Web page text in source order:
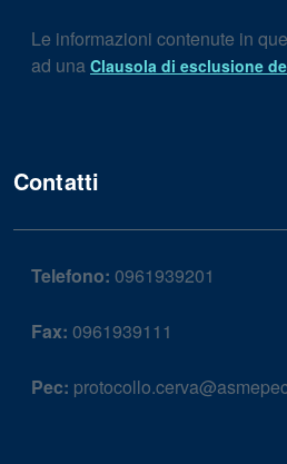
Le informazioni contenute in
ad una Clausola di esclusione
Contatti
Telefono: 0961939201
Fax: 0961939111
Pec: